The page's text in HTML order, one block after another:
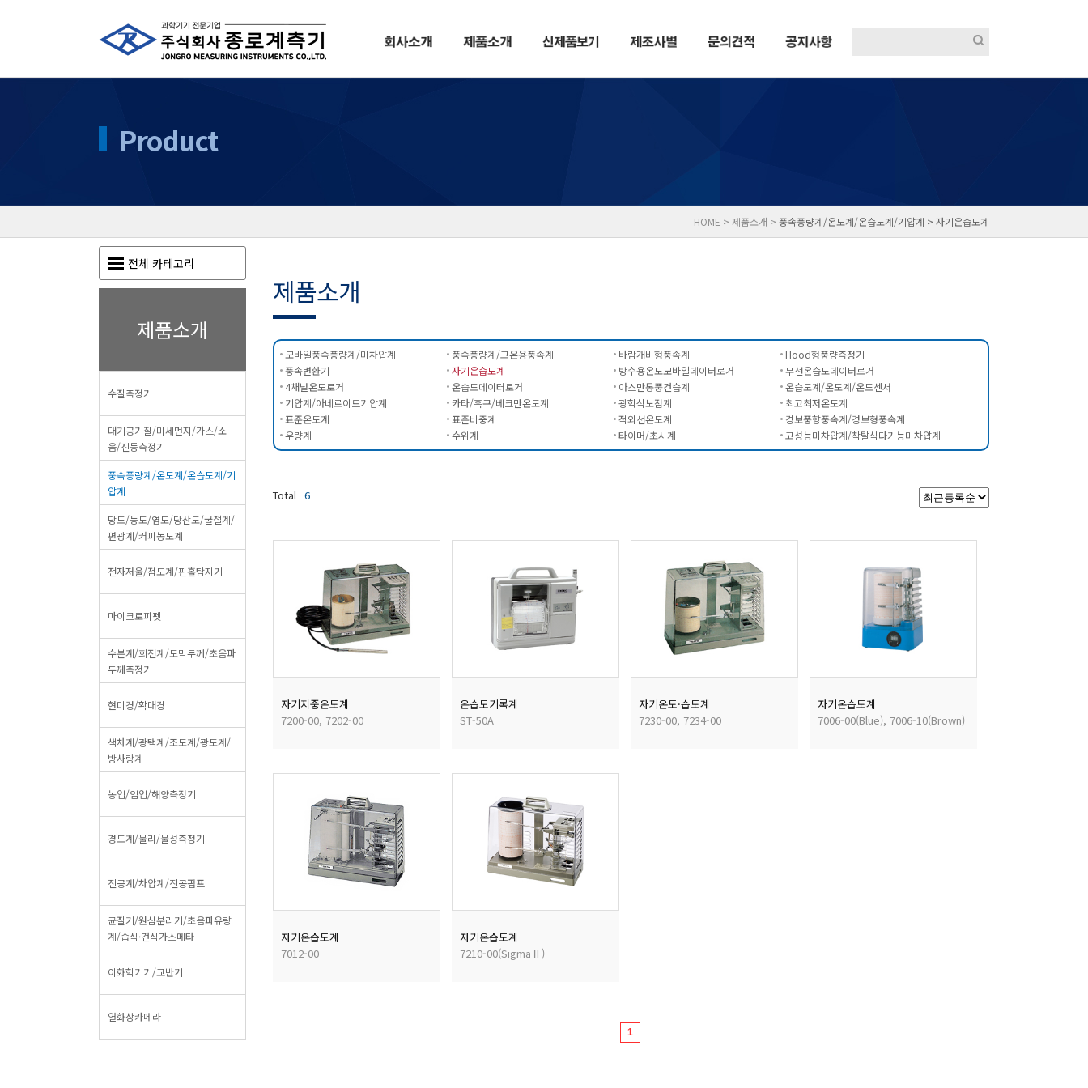
Product
HOME > 제품소개 > 풍속풍량계/온도계/온습도계/기압계 > 자기온습도계
전체 카테고리
제품소개
수질측정기
대기공기질/미세먼지/가스/소
음/진동측정기
풍속풍량계/온도계/온습도계/기
압계
당도/농도/염도/당산도/굴절계/
편광계/커피농도계
전자저울/점도계/핀홀탐지기
마이크로피펫
수분계/회전계/도막두께/초음파
두께측정기
현미경/확대경
색차계/광택계/조도계/광도계/
방사랑계
농업/임업/해양측정기
경도계/물리/물성측정기
진공계/차압계/진공펌프
균질기/원심분리기/초음파유량
계/습식·건식가스메타
이화학기기/교반기
열화상카메라
제품소개
모바일풍속풍량계/미차압계 풍속풍량계/고온용풍속계 바람개비형풍속계
Hood형풍량측정기
풍속변환기
자기온습도계 방수용온도모바일데이터로거
무선온습도데이터로거
4채널온도로거
온습도데이터로거 아스만통풍건습계
온습도계/온도계/온도센서
기압계/아네로이드기압계
카타/흑구/베크만온도계 광학식노점계
최고최저온도계
표준온도계
표준비중계 적외선온도계
경보풍향풍속계/경보형풍속계
우량계
수위계 타이머/초시계 고성능미차압계/착탈식다기능미차압계
Total 6
자기지중온도계
7200-00, 7202-00
온습도기록계
ST-50A
자기온도·습도계
7230-00, 7234-00
자기온습도계
7006-00(Blue), 7006-10(Brown)
자기온습도계
7012-00
자기온습도계
7210-00(SigmaⅡ)
1